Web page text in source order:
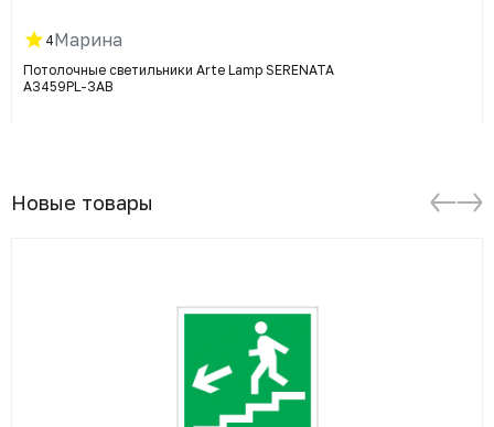
4Марина
Потолочные светильники Arte Lamp SERENATA
A3459PL-3AB
Новые товары